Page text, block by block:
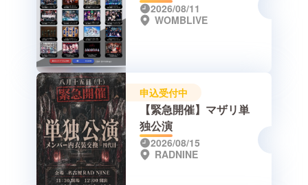
2026/08/11
WOMBLIVE
申込受付中
【緊急開催】マザリ単
独公演
2026/08/15
RADNINE